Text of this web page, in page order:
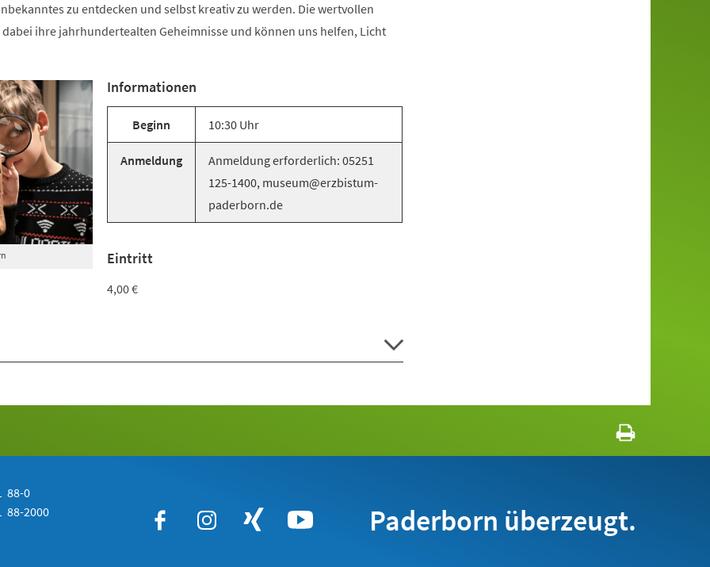
zu entdecken und selbst kreativ zu werden. Die wertvollen
ihre jahrhundertealten Geheimnisse und können uns helfen, Licht
Informationen
Beginn 10:30 Uhr
Anmeldung
Anmeldung erforderlich: 05251
125-1400, museum@erzbistum-
paderborn.de
Eintritt
4,00 €
88-0
88-2000 Paderborn überzeugt.